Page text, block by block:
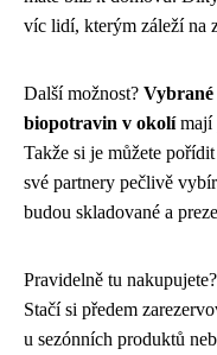
víc lidí, kterým záleží na
Další možnost? Vybrané
biopotravin v okolímají
Takže si je můžete
své partnery pečlivě
budou skladované a
Pravidelně tu
Stačí si předem
u sezónních produktů